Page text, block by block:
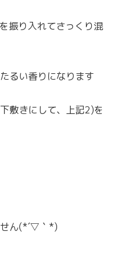
振り入れてさっくり混
るい香りになります
敷きにして、上記2)を
せん(*´▽｀*)